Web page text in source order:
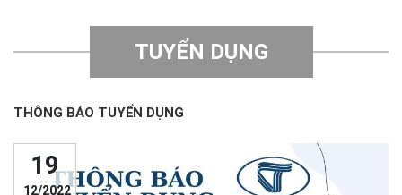
TUYỂN DỤNG
THÔNG BÁO TUYỂN DỤNG
19
12/2022